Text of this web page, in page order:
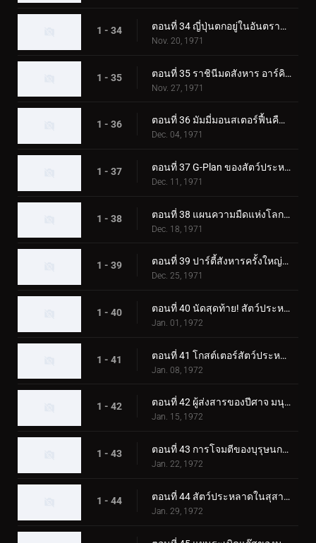
1 - 34 ตอนที่ 34 ญี่ปุ่นตกอยู่ในอันตราย! การรุกรานของกามาจิลเลอร์
Nov. 20, 1971
1 - 35 ตอนที่ 35 ราชินีมดสังหาร อาร์คิมิดีส
Nov. 27, 1971
1 - 36 ตอนที่ 36 มัมมี่มอนสเตอร์ฟื้นคืนชีพ อิยิปตัส
Dec. 04, 1971
1 - 37 ตอนที่ 37 G-Plan ของสัตว์ประหลาดก๊าซพิษ Trickabuto
Dec. 11, 1971
1 - 38 ตอนที่ 38 แผนความมืดแห่งโลกของ Lightning Monster Eiking
Dec. 18, 1971
1 - 39 ตอนที่ 39 ปาร์ตี้สังหารครั้งใหญ่ของมนุษย์หมาป่าปีศาจ
Dec. 25, 1971
1 - 40 ตอนที่ 40 นัดสุดท้าย! สัตว์ประหลาดสโนว์แมนปะทะทูไรเดอร์
Jan. 01, 1972
1 - 41 ตอนที่ 41 โกสต์เตอร์สัตว์ประหลาดแมกม่า การต่อสู้ขั้นแตกหักที่ซากุระจิมะ
Jan. 08, 1972
1 - 42 ตอนที่ 42 ผู้ส่งสารของปีศาจ มนุษย์บินลึกลับ
Jan. 15, 1972
1 - 43 ตอนที่ 43 การโจมตีของบุรุษนกลึกลับ พราโนดอน
Jan. 22, 1972
1 - 44 ตอนที่ 44 สัตว์ประหลาดในสุสาน คาบินก้า
Jan. 29, 1972